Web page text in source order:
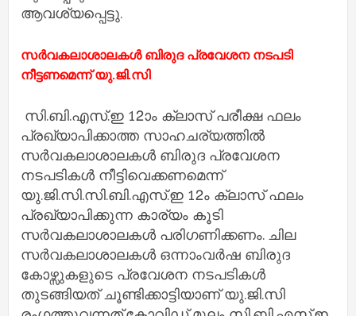
ആവശ്യപ്പെട്ടു.
സര്‍വകലാശാലകള്‍ ബിരുദ പ്രവേശന നടപടി
നീട്ടണമെന്ന് യു.ജി.സി
സി.ബി.എസ്.ഇ 12ാം ക്ലാസ് പരീക്ഷ ഫലം
പ്രഖ്യാപിക്കാത്ത സാഹചര്യത്തില്‍
സര്‍വകലാശാലകള്‍ ബിരുദ പ്രവേശന
നടപടികള്‍ നീട്ടിവെക്കണമെന്ന്
യു.ജി.സി.സി.ബി.എസ്.ഇ 12ം ക്ലാസ് ഫലം
പ്രഖ്യാപിക്കുന്ന കാര്യം കൂടി
സര്‍വകലാശാലകള്‍ പരിഗണിക്കണം. ചില
സര്‍വകലാശാലകള്‍ ഒന്നാംവര്‍ഷ ബിരുദ
കോഴ്സുകളുടെ പ്രവേശന നടപടികള്‍
തുടങ്ങിയത് ചൂണ്ടിക്കാട്ടിയാണ് യു.ജി.സി